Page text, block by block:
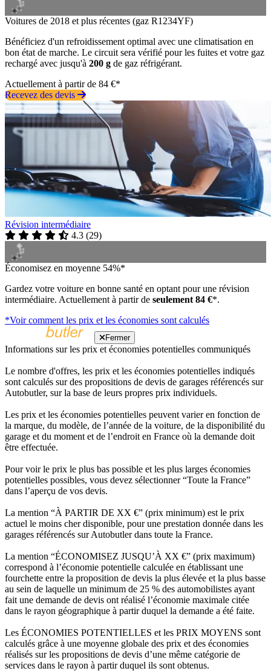
Voitures de 2018 et plus récentes (gaz R1234YF)
Bénéficiez d'un refroidissement optimal avec une climatisation en
bon état de marche. Le circuit sera vérifié pour les fuites et votre gaz
rechargé avec jusqu'à 200 g de gaz réfrigérant.
Actuellement à partir de 84 €*
Recevez des devis
Révision intermédiaire
4.3 (29)
Économisez en moyenne 54%*
Gardez votre voiture en bonne santé en optant pour une révision
intermédiaire. Actuellement à partir de seulement 84 €*.
*Voir comment les prix et les économies sont calculés
Fermer
Informations sur les prix et économies potentielles communiqués
Le nombre d'offres, les prix et les économies potentielles indiqués
sont calculés sur des propositions de devis de garages référencés sur
Autobutler, sur la base de leurs propres prix individuels.
Les prix et les économies potentielles peuvent varier en fonction de
la marque, du modèle, de l’année de la voiture, de la disponibilité du
garage et du moment et de l’endroit en France où la demande doit
être effectuée.
Pour voir le prix le plus bas possible et les plus larges économies
potentielles possibles, vous devez sélectionner “Toute la France”
dans l’aperçu de vos devis.
La mention “À PARTIR DE XX €” (prix minimum) est le prix
actuel le moins cher disponible, pour une prestation donnée dans les
garages référencés sur Autobutler dans toute la France.
La mention “ÉCONOMISEZ JUSQU’À XX €” (prix maximum)
correspond à l’économie potentielle calculée en établissant une
fourchette entre la proposition de devis la plus élevée et la plus basse
au sein de laquelle un minimum de 25 % des automobilistes ayant
fait une demande de devis ont réalisé l’économie maximale citée
dans le rayon géographique à partir duquel la demande a été faite.
Les ÉCONOMIES POTENTIELLES et les PRIX MOYENS sont
calculés grâce à une moyenne globale des prix et des économies
réalisés sur les propositions de devis d’une même catégorie de
services dans le rayon à partir duquel ils sont obtenus.